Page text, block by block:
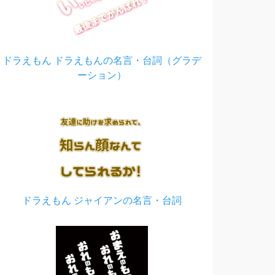
ドラえもん ドラえもんの名言・台詞（グラデ
ーション）
ドラえもん ジャイアンの名言・台詞